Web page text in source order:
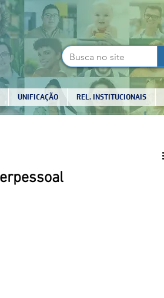
UNIFICAÇÃO REL. INSTITUCIONAIS